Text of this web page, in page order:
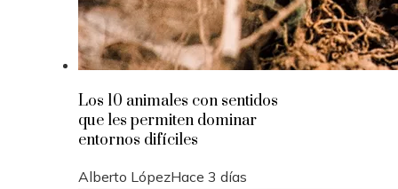
Los 10 animales con sentidos
que les permiten dominar
entornos difíciles
Alberto LópezHace 3 días